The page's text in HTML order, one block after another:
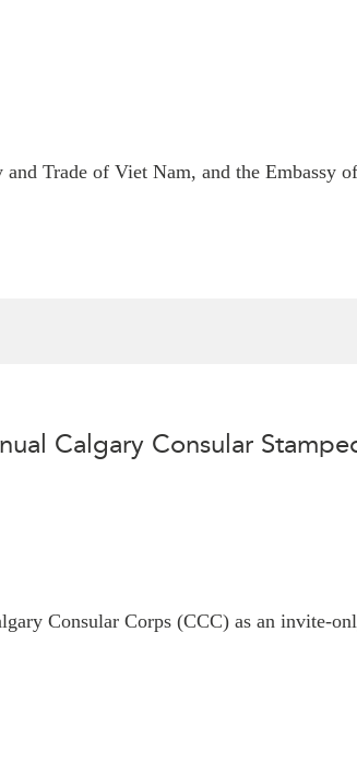
Trade of Viet Nam, and the Embassy
Calgary Consular
Consular Corps (CCC) as an invite-